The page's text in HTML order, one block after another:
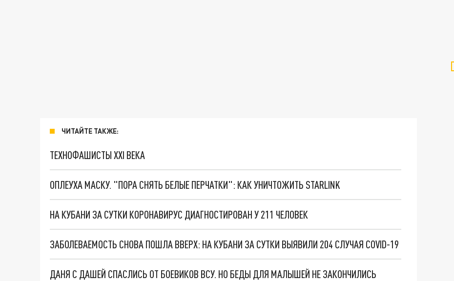
ЧИТАЙТЕ ТАКЖЕ:
ТЕХНОФАШИСТЫ XXI ВЕКА
ОПЛЕУХА МАСКУ. "ПОРА СНЯТЬ БЕЛЫЕ ПЕРЧАТКИ": КАК УНИЧТОЖИТЬ STARLINK
НА КУБАНИ ЗА СУТКИ КОРОНАВИРУС ДИАГНОСТИРОВАН У 211 ЧЕЛОВЕК
ЗАБОЛЕВАЕМОСТЬ СНОВА ПОШЛА ВВЕРХ: НА КУБАНИ ЗА СУТКИ ВЫЯВИЛИ 204 СЛУЧАЯ COVID-19
ДАНЯ С ДАШЕЙ СПАСЛИСЬ ОТ БОЕВИКОВ ВСУ. НО БЕДЫ ДЛЯ МАЛЫШЕЙ НЕ ЗАКОНЧИЛИСЬ